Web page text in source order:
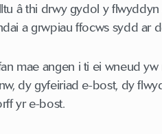
â thi drwy gydol y
a grwpiau ffocws sydd ar
mae angen i ti ei wneud
dy gyfeiriad e-bost, dy
yr e-bost.